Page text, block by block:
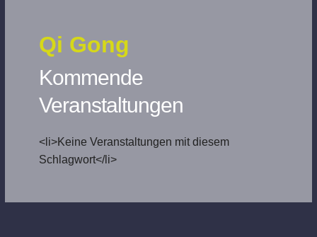
Qi Gong
Kommende
Veranstaltungen
<li>Keine Veranstaltungen mit diesem
Schlagwort</li>